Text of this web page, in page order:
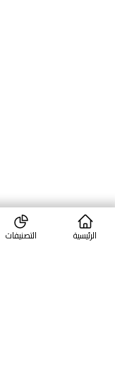
الرئيسية التصنيفات